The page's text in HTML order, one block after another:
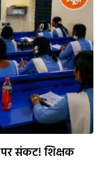
संकट! शिक्षक